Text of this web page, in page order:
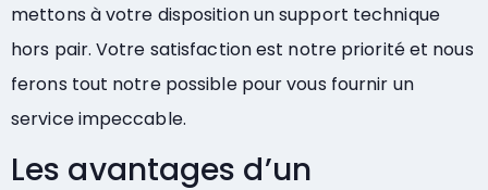
mettons à votre disposition un support technique
hors pair. Votre satisfaction est notre priorité et nous
ferons tout notre possible pour vous fournir un
service impeccable.
Les avantages d’un